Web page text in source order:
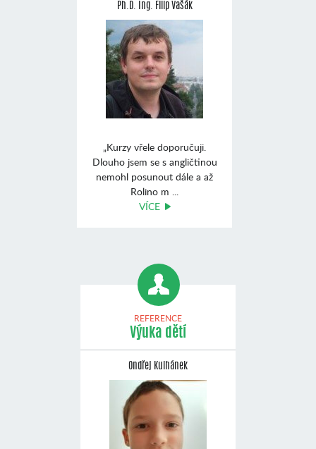
Ph.D. Ing. Filip Vašák
„Kurzy vřele doporučuji.
Dlouho jsem se s angličtinou
nemohl posunout dále a až
Rolino m ...
VÍCE
REFERENCE
Výuka dětí
Ondřej Kulhánek